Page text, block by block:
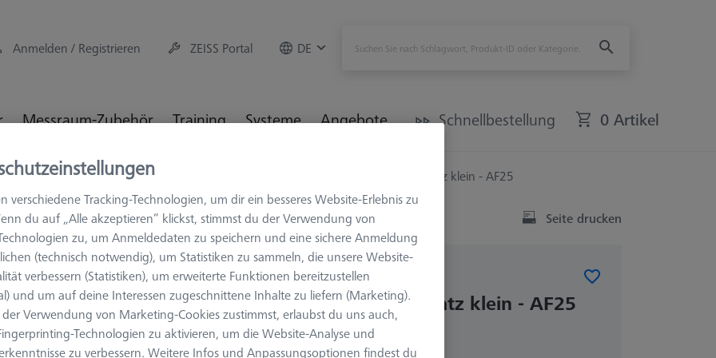
Anmelden / Registrieren ZEISS Portal DE
Messraum-Zubehör Training Systeme Angebote Schnellbestellung 0 Artikel
Messtechnik Fixtures Schnellverbindungssatz klein - AF25
Seite drucken
SETS
Schnellverbindungssatz klein - AF25
626109-9610-067
verschiedene Tracking-Technologien, um dir ein besseres Website-Erlebnis zu
du auf „Alle akzeptieren“ klickst, stimmst du der Verwendung von
zu, um Anmeldedaten zu speichern und eine sichere Anmeldung
(technisch notwendig), um Statistiken zu sammeln, die unsere Website-
verbessern (Statistiken), um erweiterte Funktionen bereitzustellen
und um auf deine Interessen zugeschnittene Inhalte zu liefern (Marketing).
Verwendung von Marketing-Cookies zustimmst, erlaubst du uns auch,
Technologien zu aktivieren, um die Website-Analyse und
zu verbessern. Weitere Infos und Anpassungsoptionen findest du